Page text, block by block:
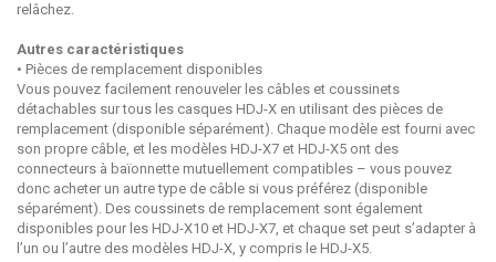
relâchez.
Autres caractéristiques
• Pièces de remplacement disponibles
Vous pouvez facilement renouveler les câbles et coussinets
détachables sur tous les casques HDJ-X en utilisant des pièces de
remplacement (disponible séparément). Chaque modèle est fourni avec
son propre câble, et les modèles HDJ-X7 et HDJ-X5 ont des
connecteurs à baïonnette mutuellement compatibles – vous pouvez
donc acheter un autre type de câble si vous préférez (disponible
séparément). Des coussinets de remplacement sont également
disponibles pour les HDJ-X10 et HDJ-X7, et chaque set peut s’adapter à
l’un ou l’autre des modèles HDJ-X, y compris le HDJ-X5.